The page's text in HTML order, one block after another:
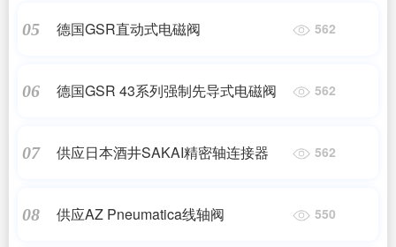
05 德国GSR直动式电磁阀 562
06 德国GSR 43系列强制先导式电磁阀 562
07 供应日本酒井SAKAI精密轴连接器 562
08 供应AZ Pneumatica线轴阀 550